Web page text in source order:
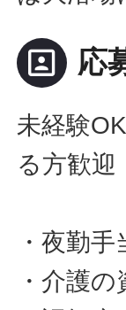
portrait 応
未経験
る方歓迎
・夜勤
・介護